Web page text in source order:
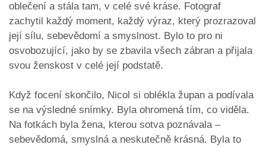
oblečení a stála tam, v celé své kráse. Fotograf
zachytil každý moment, každý výraz, který prozrazoval
její sílu, sebevědomí a smyslnost. Bylo to pro ni
osvobozující, jako by se zbavila všech zábran a přijala
svou ženskost v celé její podstatě.
Když focení skončilo, Nicol si oblékla župan a podívala
se na výsledné snímky. Byla ohromená tím, co viděla.
Na fotkách byla žena, kterou sotva poznávala –
sebevědomá, smyslná a neskutečně krásná. Byla to